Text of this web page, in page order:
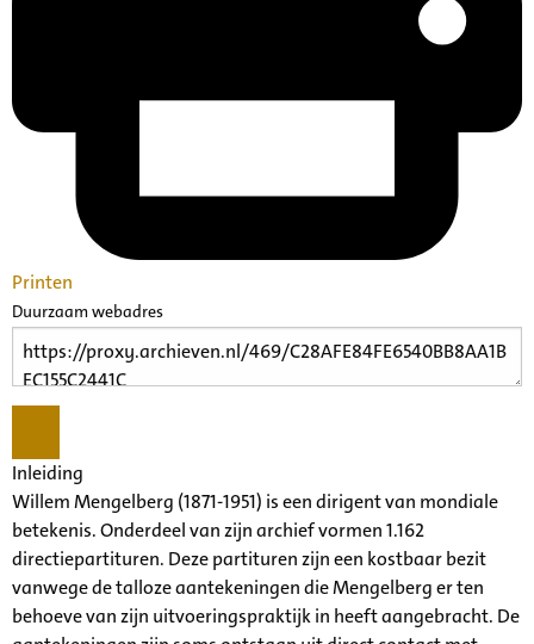
Printen
Duurzaam webadres
Inleiding
Willem Mengelberg (1871-1951) is een dirigent van mondiale
betekenis. Onderdeel van zijn archief vormen 1.162
directiepartituren. Deze partituren zijn een kostbaar bezit
vanwege de talloze aantekeningen die Mengelberg er ten
behoeve van zijn uitvoeringspraktijk in heeft aangebracht. De